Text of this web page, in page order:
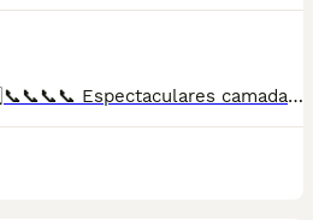
📞📞6️⃣4️⃣1️⃣9️⃣2️⃣2️⃣3️⃣9️⃣0️⃣📞📞📞📞 Espectaculares camadas de perritos de machos y hembras de teckel Miniatura pero corto y pelo largo nacionales descendientes de las mejores líneas de sangre. Disponibles tanto hembras como machos. Las camadas están bajo supervisión veterinaria desde su nacimiento hasta que son entregadas a su nueva familia. Criados por un equipo de profesionales y mejores personas que, con más de 20 años de experiencia , cuidan a los animales por vocación, aplicando una cría ética y responsable para que cada cachorro se desarrolle con la mejor salud y con un buen temperamento. Todos los cachorritos se entregan con unos dos meses y medio de edad y sus vacunas correspondientes, desparasitados interna y externamente, con certificado de salud, y garantía tanto por enfermedad vírica como congénito genética. Posibilidad de entregar en toda España mediante transporte propio preparado para animales y con chofer privado. Los precios pueden variar según las características y morfología de cada cachorro. Añádenos al whats app o llámanos, y encantados atenderemos todas tus dudas y consultas. Teléfono / Whats app: 641 92 23 90